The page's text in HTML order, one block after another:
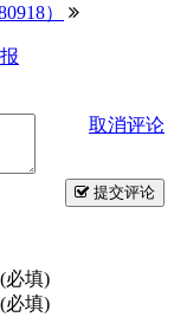
）
取消评论
提交评论
必填)
必填)